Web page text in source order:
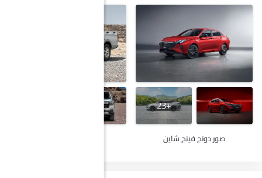
+23
صور دونج فينج شاين